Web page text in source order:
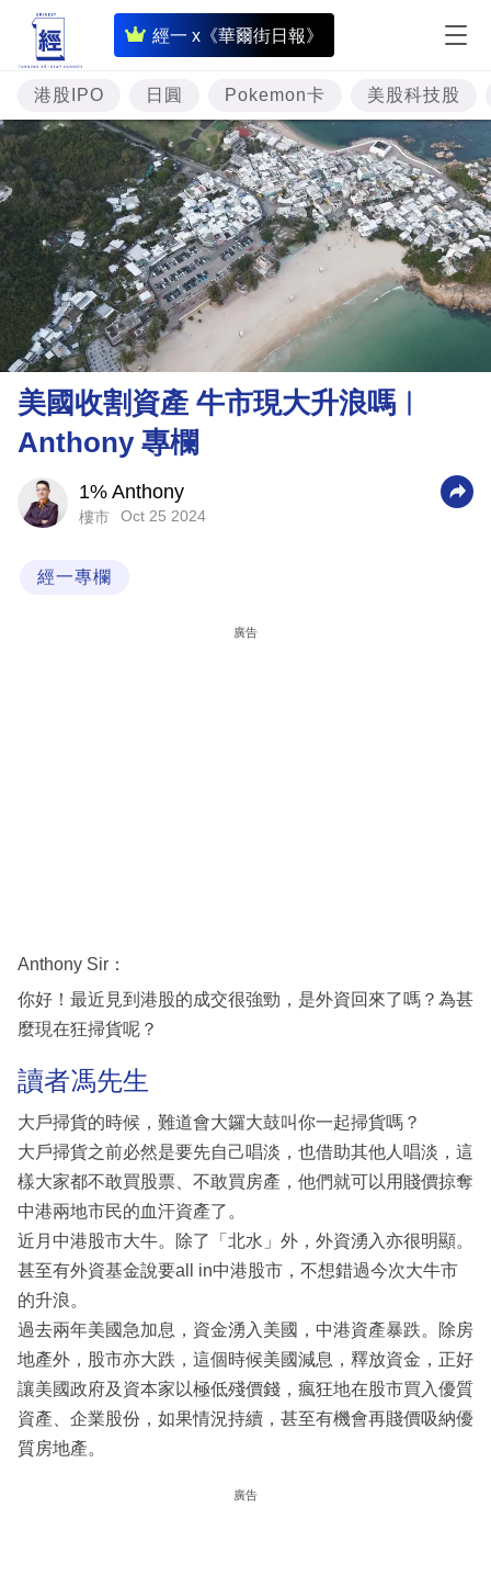
經一 x《華爾街日報》
即
時
財
經
專
題
投
資
樓
市
理
財
商
科
港股IPO 日圓 Pokemon卡 美股科技股
美國收割資產 牛市現大升浪嗎︳
Anthony 專欄
1% Anthony
樓市 Oct 25 2024
經一專欄
廣告
Anthony Sir：
你好！最近見到港股的成交很強勁，是外資回來了嗎？為甚
麼現在狂掃貨呢？
讀者馮先生
大戶掃貨的時候，難道會大鑼大鼓叫你一起掃貨嗎？
大戶掃貨之前必然是要先自己唱淡，也借助其他人唱淡，這
樣大家都不敢買股票、不敢買房產，他們就可以用賤價掠奪
中港兩地市民的血汗資產了。
近月中港股市大牛。除了「北水」外，外資湧入亦很明顯。
甚至有外資基金說要all in中港股市，不想錯過今次大牛市
的升浪。
過去兩年美國急加息，資金湧入美國，中港資產暴跌。除房
地產外，股市亦大跌，這個時候美國減息，釋放資金，正好
讓美國政府及資本家以極低殘價錢，瘋狂地在股市買入優質
資產、企業股份，如果情況持續，甚至有機會再賤價吸納優
質房地產。
廣告